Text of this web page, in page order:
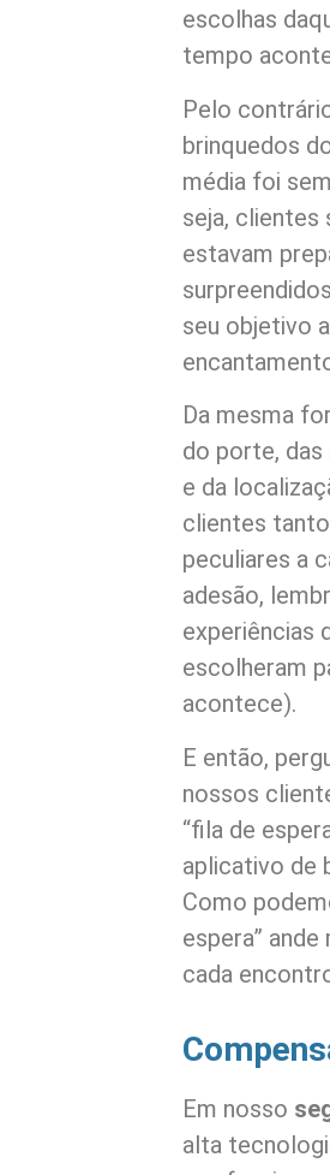
escolhas
tempo
Pelo
brinquedos
média foi
seja, clientes
estavam
seu objetivo
Da mesma
do porte,
e da
clientes
peculiares a
adesão,
experiências
escolheram
acontece).
E então,
nossos
“fila de
aplicativo de
Como
espera”
cada
Em nosso
alta